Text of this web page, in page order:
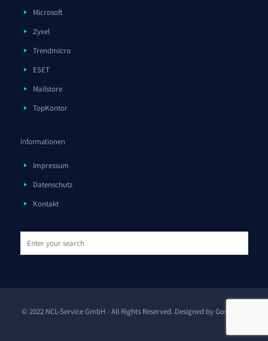
Microsoft
Zyxel
Trendmicro
ESET
Mailstore
TopKontor
Informationen
Impressum
Datenschutz
Kontakt
© 2022 NCL-Service GmbH - All Rights Reserved. Designed byGovern:IT